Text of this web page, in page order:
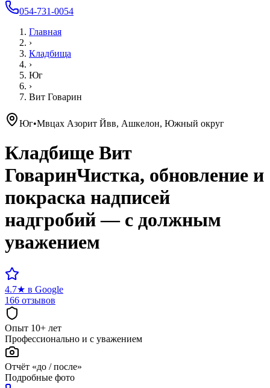
054-731-0054
Главная
›
Кладбища
›
Юг
›
Вит Говарин
Юг•Мвцах Азорит Йвв, Ашкелон, Южный округ
Кладбище Вит
ГоваринЧистка, обновление и
покраска надписей
надгробий — с должным
уважением
4.7★ в Google
166 отзывов
Опыт 10+ лет
Профессионально и с уважением
Отчёт «до / после»
Подробные фото